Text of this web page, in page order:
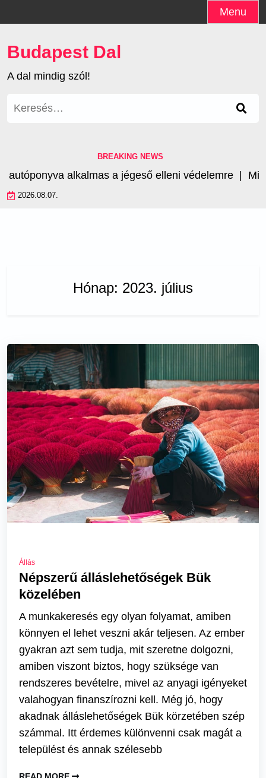
to
Menu
Budapest Dal
A dal mindig szól!
Keresés:
BREAKING NEWS
alkalmas a jégeső elleni védelemre | Mik
2026.08.07.
Hónap: 2023. július
Állás
Népszerű álláslehetőségek Bük
közelében
A munkakeresés egy olyan folyamat, amiben
könnyen el lehet veszni akár teljesen. Az ember
gyakran azt sem tudja, mit szeretne dolgozni,
amiben viszont biztos, hogy szüksége van
rendszeres bevételre, mivel az anyagi igényeket
valahogyan finanszírozni kell. Még jó, hogy
akadnak álláslehetőségek Bük körzetében szép
számmal. Itt érdemes különvenni csak magát a
települést és annak szélesebb